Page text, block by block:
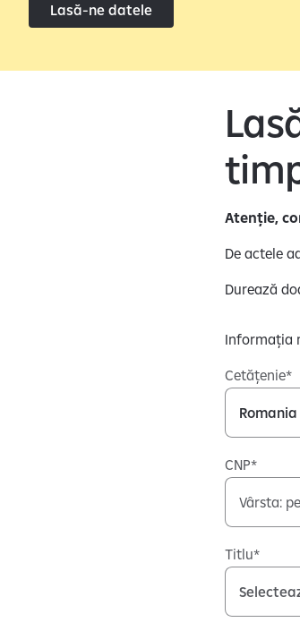
Lasă-ne datele
Atenție,
De actele
Durează
Informația
Cetățenie
CNP
Titlu